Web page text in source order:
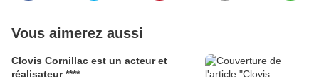
Vous aimerez aussi
Clovis Cornillac est un acteur et
réalisateur ****